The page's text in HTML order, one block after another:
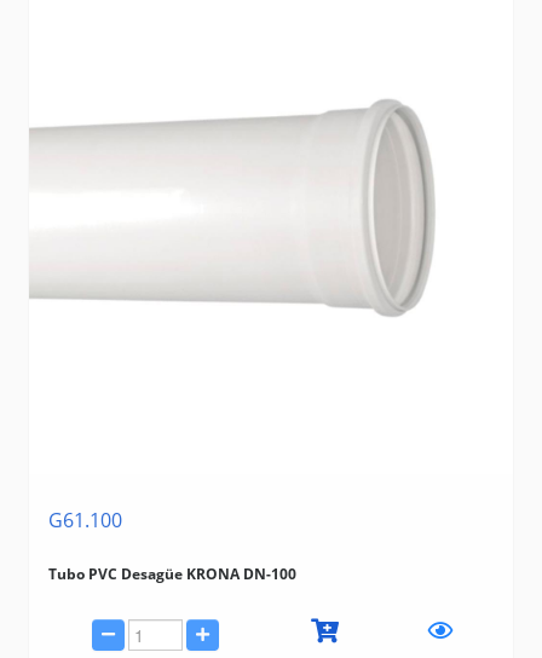
G61.100
Tubo PVC Desagüe KRONA DN-100